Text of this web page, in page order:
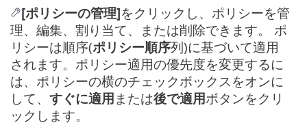
[ポリシーの管理]をクリックし、ポリシーを管
理、編集、割り当て、または削除できます。 ポ
リシーは順序(ポリシー順序列)に基づいて適用
されます。ポリシー適用の優先度を変更するに
は、ポリシーの横のチェックボックスをオンに
して、 すぐに適用または後で適用ボタンをクリ
ックします。